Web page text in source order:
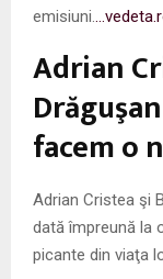
emisiuni.
Adrian
facem o
Adrian Cristea şi
dată împreună la
picante din viaţa